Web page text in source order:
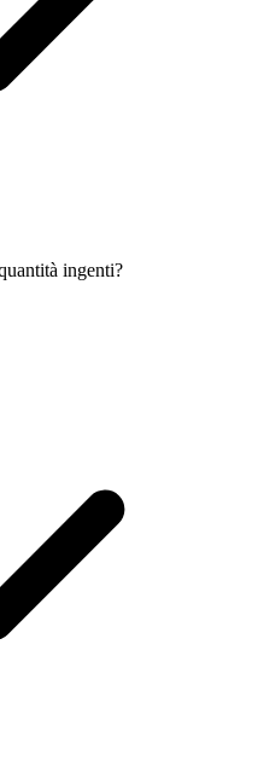
ingenti?